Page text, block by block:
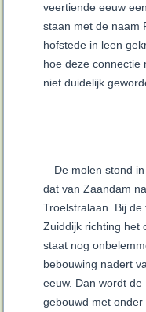
veertiende eeuw
staan met de naam
hofstede in leen
hoe deze connectie
niet duidelijk
De molen stond
dat van Zaandam
Troelstralaan. Bij
Zuiddijk richting het
staat nog
bebouwing nadert
eeuw. Dan wordt
gebouwd met